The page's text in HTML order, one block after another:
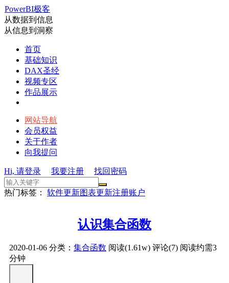
PowerBI极客
从数据到信息
从信息到洞察
首页
基础知识
DAX圣经
视频专区
作品展示
网站导航
会员权益
关于作者
向我提问
Hi, 请登录 我要注册 找回密码
热门标签： 软件更新图表更新注册账户
认识集合函数
2020-01-06 分类： 集合函数 阅读(1.61w) 评论(7) 阅读约需3
分钟